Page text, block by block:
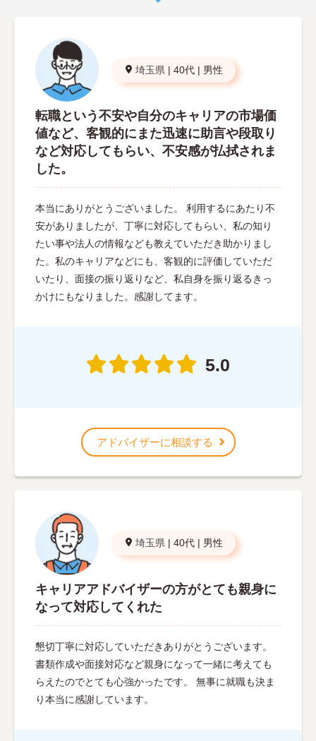
埼玉県 | 40代 | 男性
転職という不安や自分のキャリアの市場価
値など、客観的にまた迅速に助言や段取り
など対応してもらい、不安感が払拭されま
した。
本当にありがとうございました。 利用するにあたり不
安がありましたが、丁寧に対応してもらい、私の知り
たい事や法人の情報なども教えていただき助かりまし
た。私のキャリアなどにも、客観的に評価していただ
いたり、面接の振り返りなど、私自身を振り返るきっ
かけにもなりました。感謝してます。
5.0
アドバイザーに相談する
埼玉県 | 40代 | 男性
キャリアアドバイザーの方がとても親身に
なって対応してくれた
懇切丁寧に対応していただきありがとうございます。
書類作成や面接対応など親身になって一緒に考えても
らえたのでとても心強かったです。 無事に就職も決ま
り本当に感謝しています。